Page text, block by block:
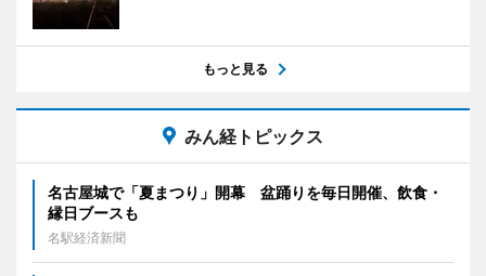
もっと見る
みん経トピックス
名古屋城で「夏まつり」開幕 盆踊りを毎日開催、飲食・
縁日ブースも
名駅経済新聞